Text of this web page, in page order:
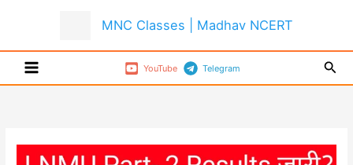
MNC Classes | Madhav NCERT
YouTube Telegram